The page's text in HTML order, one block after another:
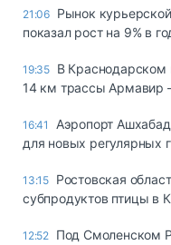
21:06 Рынок
показал рост на 9% в
19:35 В Краснодарском
14 км трассы Армавир
16:41
Аэропорт
для новых регулярных
13:15 Ростовская
субпродуктов птицы в
12:52 Под Смоленском